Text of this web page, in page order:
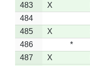
483
X
484
485
X
486
*
487
X